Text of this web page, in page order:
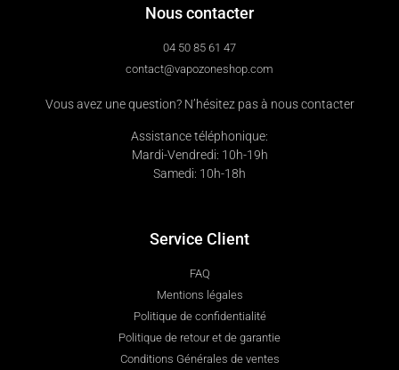
Nous contacter
04 50 85 61 47
contact@vapozoneshop.com
Vous avez une question? N’hésitez pas à nous contacter
Assistance téléphonique:
Mardi-Vendredi: 10h-19h
Samedi: 10h-18h
Service Client
FAQ
Mentions légales
Politique de confidentialité
Politique de retour et de garantie
Conditions Générales de ventes